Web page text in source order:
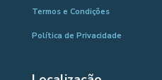
Termos e Condições
Política de Privacidade